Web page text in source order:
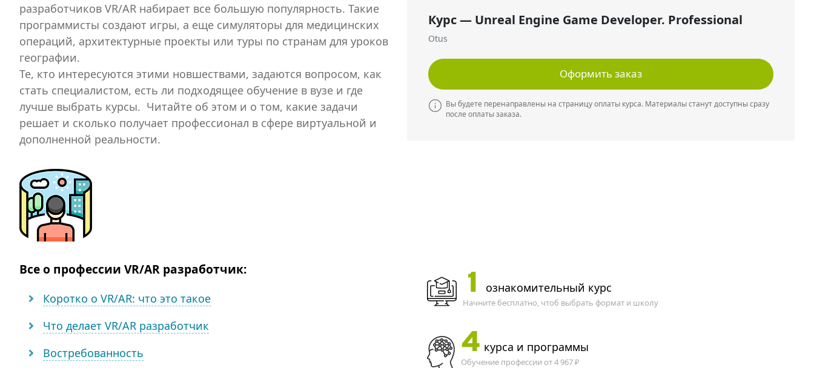
разработчиков VR/AR набирает все большую популярность. Такие
программисты создают игры, а еще симуляторы для медицинских
операций, архитектурные проекты или туры по странам для уроков
географии.
Те, кто интересуются этими новшествами, задаются вопросом, как
стать специалистом, есть ли подходящее обучение в вузе и где
лучше выбрать курсы. Читайте об этом и о том, какие задачи
решает и сколько получает профессионал в сфере виртуальной и
дополненной реальности.
Курс — Unreal Engine Game Developer. Professional
Otus
Оформить заказ
Вы будете перенаправлены на страницу оплаты курса. Материалы станут доступны сразу
после оплаты заказа.
Все о профессии VR/AR разработчик:
Коротко о VR/AR: что это такое
Что делает VR/AR разработчик
Востребованность
1 ознакомительный курс
Начните бесплатно, чтоб выбрать формат и школу
4 курса и программы
Обучение профессии от 4 967 ₽